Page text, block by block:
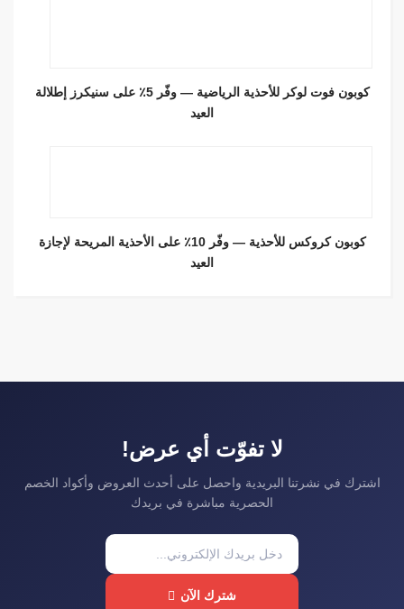
كوبون فوت لوكر للأحذية الرياضية — وفّر 5٪ على سنيكرز إطلالة
العيد
كوبون كروكس للأحذية — وفّر 10٪ على الأحذية المريحة لإجازة
العيد
لا تفوّت أي عرض!
اشترك في نشرتنا البريدية واحصل على أحدث العروض وأكواد الخصم
الحصرية مباشرة في بريدك
شترك الآن